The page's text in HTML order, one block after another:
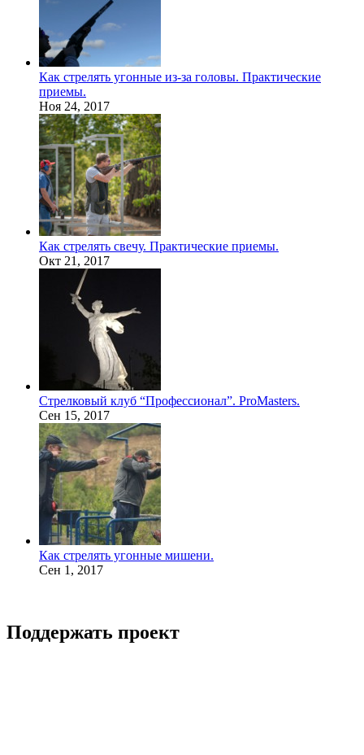
Как стрелять угонные из-за головы. Практические
приемы.
Ноя 24, 2017
Как стрелять свечу. Практические приемы.
Окт 21, 2017
Стрелковый клуб “Профессионал”. ProMasters.
Сен 15, 2017
Как стрелять угонные мишени.
Сен 1, 2017
Поддержать проект